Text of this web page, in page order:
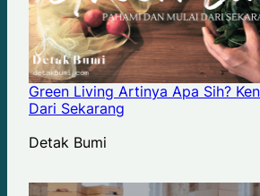
Green Living Artinya Apa Sih?
Dari Sekarang
Author
Detak Bumi